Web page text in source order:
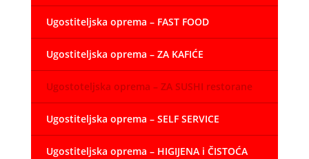
Ugostiteljska oprema – FAST FOOD
Ugostiteljska oprema – ZA KAFIĆE
Ugostoteljska oprema – ZA SUSHI restorane
Ugostiteljska oprema – SELF SERVICE
Ugostiteljska oprema – HIGIJENA i ČISTOĆA